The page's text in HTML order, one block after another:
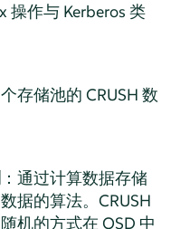
操作与 Kerberos 类
存储池的 CRUSH 数
：通过计算数据存储
据的算法。CRUSH
机的方式在 OSD 中